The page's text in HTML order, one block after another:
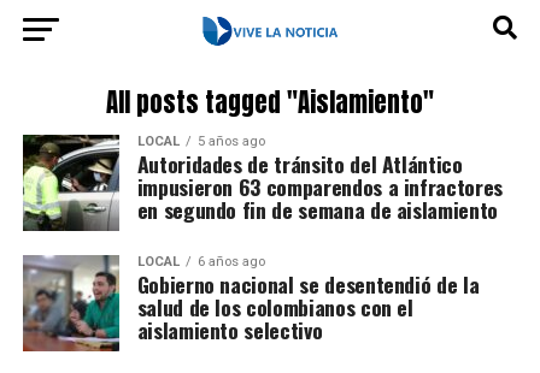
All posts tagged "Aislamiento"
LOCAL 5 años ago
Autoridades de tránsito del Atlántico
impusieron 63 comparendos a infractores
en segundo fin de semana de aislamiento
LOCAL 6 años ago
Gobierno nacional se desentendió de la
salud de los colombianos con el
aislamiento selectivo